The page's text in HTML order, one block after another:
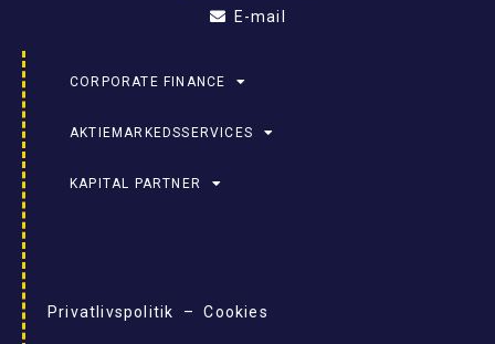
E-mail
CORPORATE FINANCE
AKTIEMARKEDSSERVICES
KAPITAL PARTNER
Privatlivspolitik – Cookies